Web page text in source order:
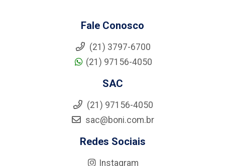
Fale Conosco
(21) 3797-6700
(21) 97156-4050
SAC
(21) 97156-4050
sac@boni.com.br
Redes Sociais
Instagram